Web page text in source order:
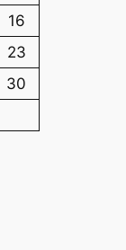
16
23
30